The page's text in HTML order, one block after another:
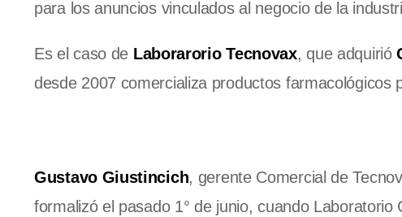
para los anuncios vinculados al negocio de la
Es el caso de Laborarorio Tecnovax, que adquirió
desde 2007 comercializa productos farmacológicos
Gustavo Giustincich, gerente Comercial de
formalizó el pasado 1° de junio, cuando